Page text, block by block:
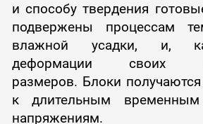
и способу твердения
подвержены процессам
влажной усадки, и,
деформации своих
размеров. Блоки
к длительным временным
напряжениям.